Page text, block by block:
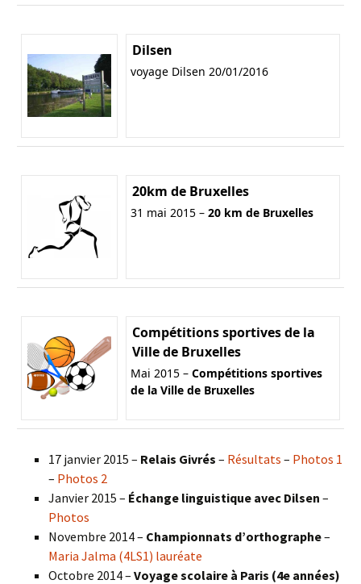
Dilsen
voyage Dilsen 20/01/2016
20km de Bruxelles
31 mai 2015 – 20 km de Bruxelles
Compétitions sportives de la
Ville de Bruxelles
Mai 2015 – Compétitions sportives
de la Ville de Bruxelles
17 janvier 2015 – Relais Givrés – Résultats – Photos 1
– Photos 2
Janvier 2015 – Échange linguistique avec Dilsen –
Photos
Novembre 2014 – Championnats d’orthographe–
Maria Jalma (4LS1) lauréate
Octobre 2014 – Voyage scolaire à Paris (4e années)